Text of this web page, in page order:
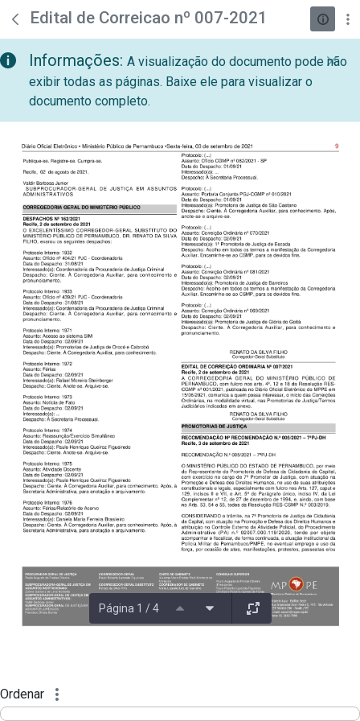
Pular para o Conteúdo principal
teste descricao
Edital de Correicao nº 007-2021
Informações: A visualização do documento pode não
exibir todas as páginas. Baixe ele para visualizar o
documento completo.
Página 1 / 4
Ordenar